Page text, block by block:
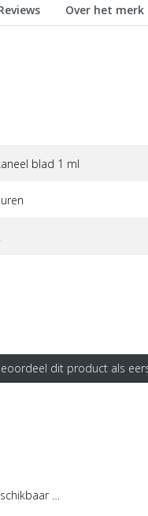
Over het merk
blad 1 ml
dit product als
…